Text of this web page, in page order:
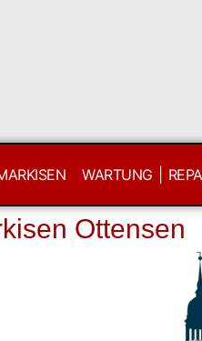
WARTUNG |
Ottensen